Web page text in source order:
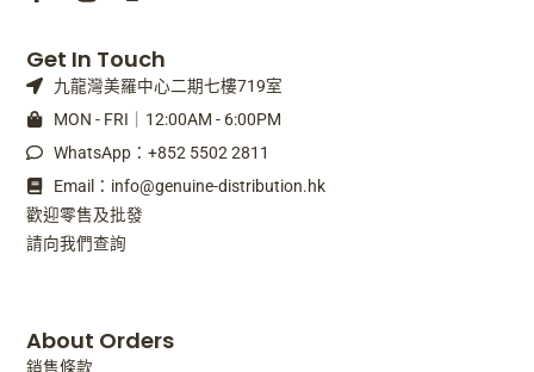
F
a
c
e
b
o
o
k
-
f
M
a
i
l
-
b
u
l
k
About Orders
銷售條款
Get In Touch
九龍灣美羅中心二期七樓719室
MON - FRI｜12:00AM - 6:00PM
WhatsApp：+852 5502 2811
Email：info@genuine-distribution.hk
歡迎零售及批發
請向我們查詢